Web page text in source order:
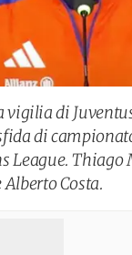
vigilia di
di
League. Thiago
Costa.